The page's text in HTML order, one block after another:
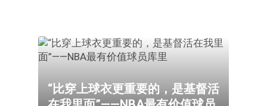
“比穿上球衣更重要的，是基督活